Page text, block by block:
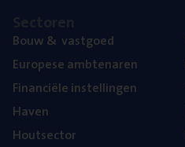
Bouw& vastgoed
Euro­pe­se ambtenaren
Finan­ci­ë­le instellingen
Haven
Hout­sec­tor